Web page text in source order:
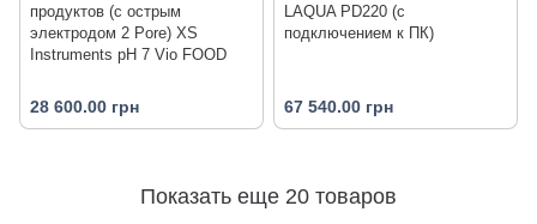
продуктов (с острым
электродом 2 Pore) XS
Instruments pH 7 Vio FOOD
28 600.00 грн
LAQUA PD220 (с
подключением к ПК)
67 540.00 грн
Показать еще 20 товаров